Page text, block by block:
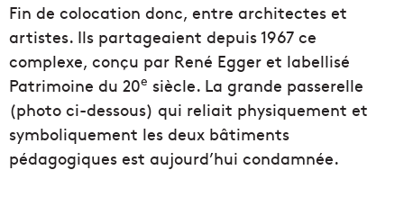
Fin de colocation donc, entre architectes et
artistes. Ils partageaient depuis 1967 ce
complexe, conçu par René Egger et labellisé
Patrimoine du 20e siècle. La grande passerelle
(photo ci-dessous) qui reliait physiquement et
symboliquement les deux bâtiments
pédagogiques est aujourd’hui condamnée.